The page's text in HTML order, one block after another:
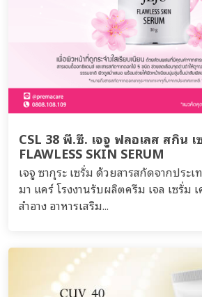
CSL 38 พี.ซี. เจจู ฟลอเลส สกิน เ
FLAWLESS SKIN SERUM
เจจู ซากุระ เซรั่ม ด้วยสารสกัดจากประ
มา แคร์ โรงงานรับผลิตครีม เจล เซรั่ม เ
สำอาง อาหารเสริม...